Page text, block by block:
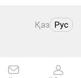
Қаз Рус